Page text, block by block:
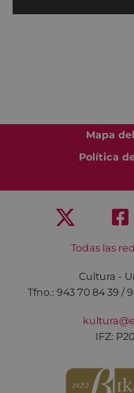
Mapa
Política
Todas las
Cultura -
Tfno.: 943 70 84 39 /
IFZ: